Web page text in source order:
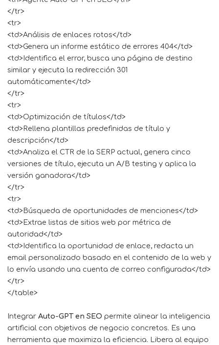
</tr>
<tr>
<td>Análisis de enlaces rotos</td>
<td>Genera un informe estático de errores 404</td>
<td>Identifica el error, busca una página de destino
similar y ejecuta la redirección 301
automáticamente</td>
</tr>
<tr>
<td>Optimización de títulos</td>
<td>Rellena plantillas predefinidas de título y
descripción</td>
<td>Analiza el CTR de la SERP actual, genera cinco
versiones de título, ejecuta un A/B testing y aplica la
versión ganadora</td>
</tr>
<tr>
<td>Búsqueda de oportunidades de menciones</td>
<td>Extrae listas de sitios web por métrica de
autoridad</td>
<td>Identifica la oportunidad de enlace, redacta un
email personalizado basado en el contenido de la web y
lo envía usando una cuenta de correo configurada</td>
</tr>
</table>
Integrar Auto-GPT en SEO permite alinear la inteligencia
artificial con objetivos de negocio concretos. Es una
herramienta que maximiza la eficiencia. Libera al equipo